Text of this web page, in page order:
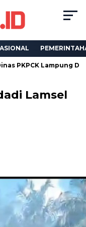
Lampung Dikuasai
Lamsel